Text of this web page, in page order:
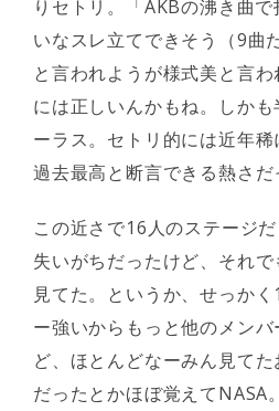
りセトリ。「AKBの沸き曲
いなスレ立てできそう（9曲
と言われようが様式美と言
には正しいんかもね。しか
ーラス。セトリ的には近年
過去最高と断言できる熱さだ
この近さで16人のステージ
失いがちだったけど、それ
見てた。というか、せっか
ー強いからもっと他のメン
ど、ほとんどなーみん見て
だったとかほぼ覚えてNASA